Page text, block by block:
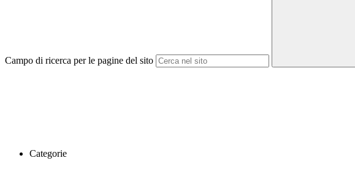
Campo di ricerca per le pagine del sito
Categorie